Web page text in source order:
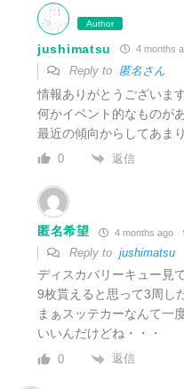
Author
jushimatsu 4 months
Reply to 匿名さん
情報ありがとうございま
何かイベント的なものが
最近の傾向からしてあま
0 返信
匿名希望 4 months ago
Reply to jushimatsu
ディスカバリーキュー見
9枚貰えると思って3周し
まぁスッテカーなんて一
いいんだけどね・・・
0 返信